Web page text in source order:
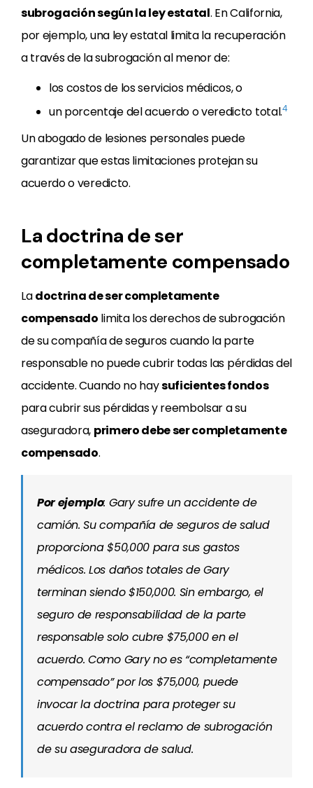
subrogación según la ley estatal. En California,
por ejemplo, una ley estatal limita la recuperación
a través de la subrogación al menor de:
los costos de los servicios médicos, o
un porcentaje del acuerdo o veredicto total.4
Un abogado de lesiones personales puede
garantizar que estas limitaciones protejan su
acuerdo o veredicto.
La doctrina de ser
completamente compensado
Ladoctrina de ser completamente
compensado limita los derechos de subrogación
de su compañía de seguros cuando la parte
responsable no puede cubrir todas las pérdidas del
accidente. Cuando no haysuficientes fondos
para cubrir sus pérdidas y reembolsar a su
aseguradora, primero debe ser completamente
compensado.
Por ejemplo: Gary sufre un accidente de
camión. Su compañía de seguros de salud
proporciona $50,000 para sus gastos
médicos. Los daños totales de Gary
terminan siendo $150,000. Sin embargo, el
seguro de responsabilidad de la parte
responsable solo cubre $75,000 en el
acuerdo. Como Gary no es “completamente
compensado” por los $75,000, puede
invocar la doctrina para proteger su
acuerdo contra el reclamo de subrogación
de su aseguradora de salud.